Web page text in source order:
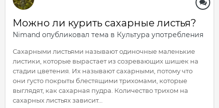
Можно ли курить сахарные листья?
Nimand опубликовал тема в Культура употребления
Сахарными листьями называют одиночные маленькие
листики, которые вырастает из созревающих шишек на
стадии цветения. Их называют сахарными, потому что
они густо покрыты блестящими трихомами, которые
выглядят, как сахарная пудра. Количество трихом на
сахарных листьях зависит...